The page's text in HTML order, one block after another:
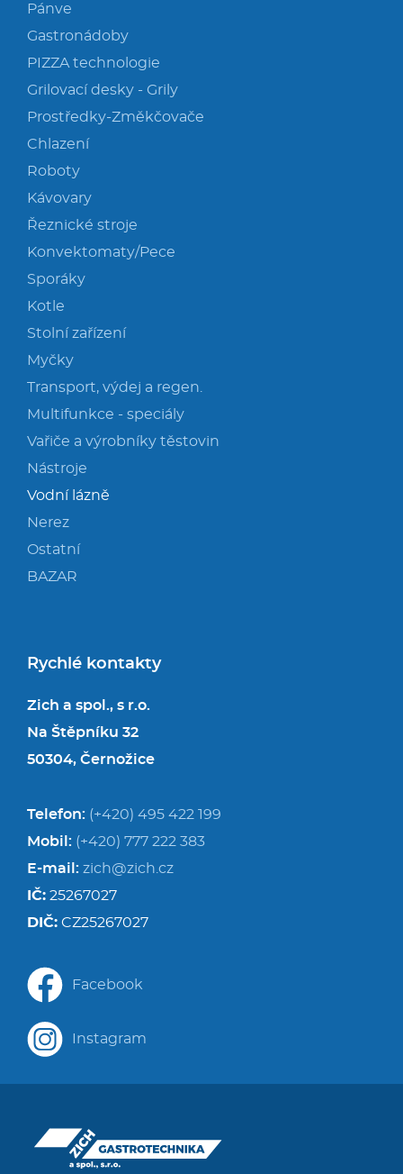
Pánve
Gastronádoby
PIZZA technologie
Grilovací desky - Grily
Prostředky-Změkčovače
Chlazení
Roboty
Kávovary
Řeznické stroje
Konvektomaty/Pece
Sporáky
Kotle
Stolní zařízení
Myčky
Transport, výdej a regen.
Multifunkce - speciály
Vařiče a výrobníky těstovin
Nástroje
Vodní lázně
Nerez
Ostatní
BAZAR
Rychlé kontakty
Zich a spol., s r.o.
Na Štěpníku 32
50304, Černožice
Telefon: (+420) 495 422 199
Mobil: (+420) 777 222 383
E-mail: zich@zich.cz
IČ: 25267027
DIČ: CZ25267027
Facebook
Instagram